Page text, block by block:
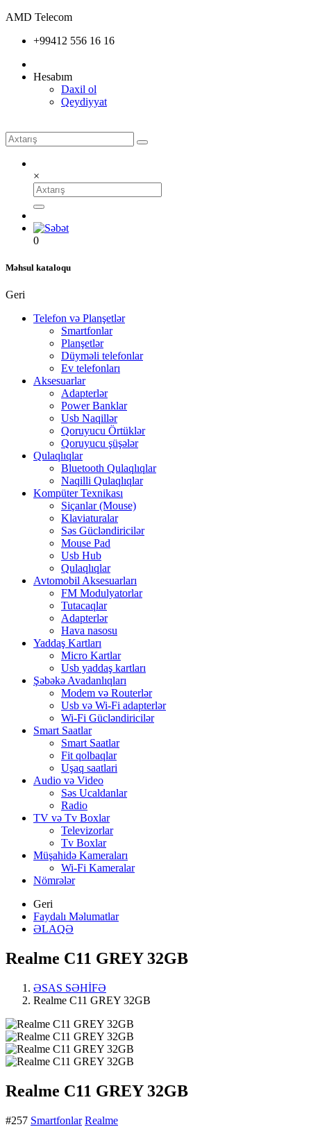
AMD Telecom
+99412 556 16 16
Hesabım
Daxil ol
Qeydiyyat
×
0
Məhsul kataloqu
Geri
Telefon və Planşetlər
Smartfonlar
Planşetlər
Düyməli telefonlar
Ev telefonları
Aksesuarlar
Adapterlər
Power Banklar
Usb Naqillər
Qoruyucu Örtüklər
Qoruyucu şüşələr
Qulaqlıqlar
Bluetooth Qulaqlıqlar
Naqilli Qulaqlıqlar
Kompüter Texnikası
Siçanlar (Mouse)
Klaviaturalar
Səs Gücləndiricilər
Mouse Pad
Usb Hub
Qulaqlıqlar
Avtomobil Aksesuarları
FM Modulyatorlar
Tutacaqlar
Adapterlər
Hava nasosu
Yaddaş Kartları
Micro Kartlar
Usb yaddaş kartları
Şəbəkə Avadanlıqları
Modem və Routerlər
Usb və Wi-Fi adapterlər
Wi-Fi Gücləndiricilər
Smart Saatlar
Smart Saatlar
Fit qolbaqlar
Uşaq saatlari
Audio və Video
Səs Ucaldanlar
Radio
TV və Tv Boxlar
Televizorlar
Tv Boxlar
Müşahidə Kameraları
Wi-Fi Kameralar
Nömrələr
Geri
Faydalı Məlumatlar
ƏLAQƏ
Realme C11 GREY 32GB
ƏSAS SƏHİFƏ
Realme C11 GREY 32GB
Realme C11 GREY 32GB
#257 Smartfonlar Realme